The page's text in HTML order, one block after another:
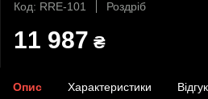
Код: RRE-101
Роздріб
11 987 ₴
Опис Характеристики